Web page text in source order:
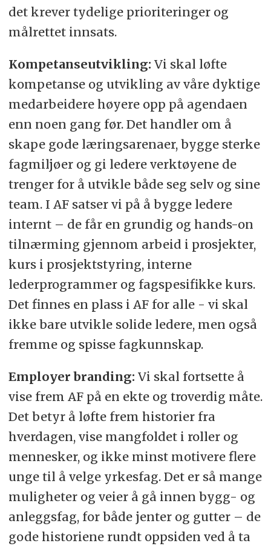
det krever tydelige prioriteringer og
målrettet innsats.
Kompetanseutvikling: Vi skal løfte
kompetanse og utvikling av våre dyktige
medarbeidere høyere opp på agendaen
enn noen gang før. Det handler om å
skape gode læringsarenaer, bygge sterke
fagmiljøer og gi ledere verktøyene de
trenger for å utvikle både seg selv og sine
team. I AF satser vi på å bygge ledere
internt – de får en grundig og hands-on
tilnærming gjennom arbeid i prosjekter,
kurs i prosjektstyring, interne
lederprogrammer og fagspesifikke kurs.
Det finnes en plass i AF for alle - vi skal
ikke bare utvikle solide ledere, men også
fremme og spisse fagkunnskap.
Employer branding: Vi skal fortsette å
vise frem AF på en ekte og troverdig måte.
Det betyr å løfte frem historier fra
hverdagen, vise mangfoldet i roller og
mennesker, og ikke minst motivere flere
unge til å velge yrkesfag. Det er så mange
muligheter og veier å gå innen bygg- og
anleggsfag, for både jenter og gutter – de
gode historiene rundt oppsiden ved å ta